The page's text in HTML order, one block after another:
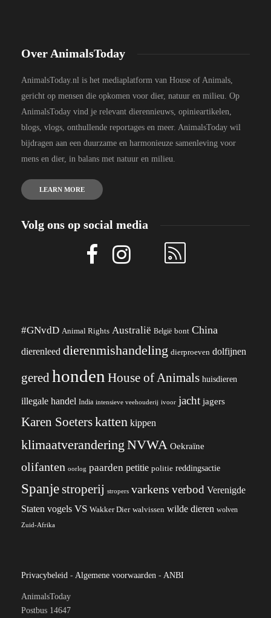
Over AnimalsToday
AnimalsToday.nl is het mediaplatform van House of Animals,
gericht op mensen die opkomen voor dier, natuur en milieu. Op
AnimalsToday vind je relevant dierennieuws, opinieartikelen,
blogs, vlogs, onthullende reportages en meer. AnimalsToday wil
bijdragen aan een duurzame en harmonieuze samenleving voor
mens en dier, in balans met natuur en milieu.
LEARN MORE
Volg ons op social media
#GNvdD Animal Rights Australië België bont China
dierenleed dierenmishandeling dierproeven dolfijnen
geredhonden House of Animals huisdieren
illegale handel India intensieve veehouderij ivoor jacht jagers
Karen Soeterskatten kippen
klimaatverandering NVWA Oekraïne
olifanten oorlog paarden petitie politie reddingsactie
Spanjestroperij stropers varkens verbod Verenigde
Staten vogels VS Wakker Dier walvissen wilde dieren wolven
Zuid-Afrika
Privacybeleid - Algemene voorwaarden - ANBI
AnimalsToday
Postbus 14647